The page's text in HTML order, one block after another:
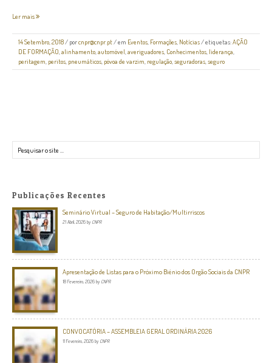
Ler mais
14 Setembro, 2018/ porcnpr@cnpr.pt/ em Eventos, Formações, Notícias/ etiquetas:AÇÃO
DE FORMAÇÃO,alinhamento,automóvel,averiguadores, Conhecimentos, liderança,
peritagem, peritos, pneumáticos, póvoa de varzim, regulação,seguradoras,seguro
Publicações Recentes
Seminário Virtual – Seguro de Habitação/Multirriscos
21 Abril, 2026 by CNPR
Apresentação de Listas para o Próximo Biénio dos Orgão Sociais da CNPR
18 Fevereiro, 2026 by CNPR
CONVOCATÓRIA – ASSEMBLEIA GERAL ORDINÁRIA 2026
11 Fevereiro, 2026 by CNPR